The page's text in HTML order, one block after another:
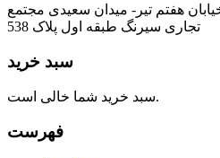
هفتم تیر- میدان سعیدی مجتمع
تجاری سیرنگ طبقه اول پلاک 538
سبد خرید
سبد خرید شما خالی است.
فهرست